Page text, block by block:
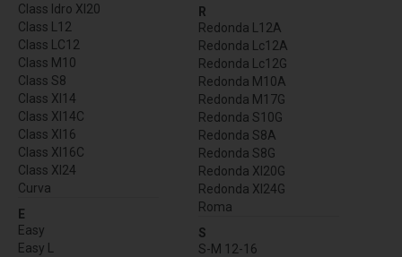
Class Idro Xl20
Class L12
Class LC12
Class M10
Class S8
Class Xl14
Class Xl14C
Class Xl16
Class Xl16C
Class Xl24
Curva
E
Easy
Easy L
R
Redonda L12A
Redonda Lc12A
Redonda Lc12G
Redonda M10A
Redonda M17G
Redonda S10G
Redonda S8A
Redonda S8G
Redonda Xl20G
Redonda Xl24G
Roma
S
S-M 12-16